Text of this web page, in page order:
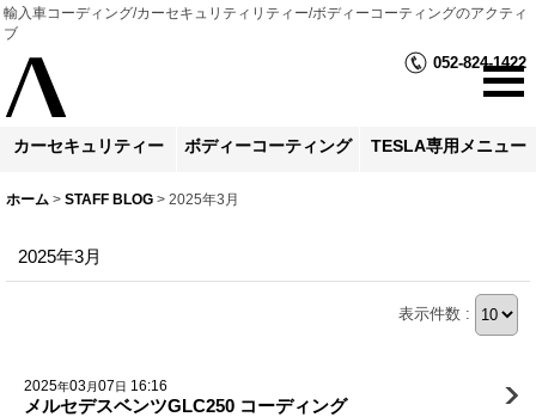
輸入車コーディング/カーセキュリティリティー/ボディーコーティングのアクティ
ブ
052-824-1422
カーセキュリティー ボディーコーティング TESLA専用メニュー
ホーム > STAFF BLOG > 2025年3月
2025年3月
表示件数 :
2025年03月07日 16:16
メルセデスベンツGLC250 コーディング